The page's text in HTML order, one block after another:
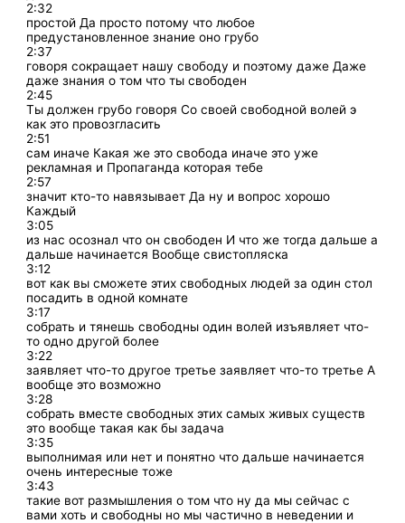
2:32
простой Да просто потому что любое
предустановленное знание оно грубо
2:37
говоря сокращает нашу свободу и поэтому даже Даже
даже знания о том что ты свободен
2:45
Ты должен грубо говоря Со своей свободной волей э
как это провозгласить
2:51
сам иначе Какая же это свобода иначе это уже
рекламная и Пропаганда которая тебе
2:57
значит кто-то навязывает Да ну и вопрос хорошо
Каждый
3:05
из нас осознал что он свободен И что же тогда дальше а
дальше начинается Вообще свистопляска
3:12
вот как вы сможете этих свободных людей за один стол
посадить в одной комнате
3:17
собрать и тянешь свободны один волей изъявляет что-
то одно другой более
3:22
заявляет что-то другое третье заявляет что-то третье А
вообще это возможно
3:28
собрать вместе свободных этих самых живых существ
это вообще такая как бы задача
3:35
выполнимая или нет и понятно что дальше начинается
очень интересные тоже
3:43
такие вот размышления о том что ну да мы сейчас с
вами хоть и свободны но мы частично в неведении и